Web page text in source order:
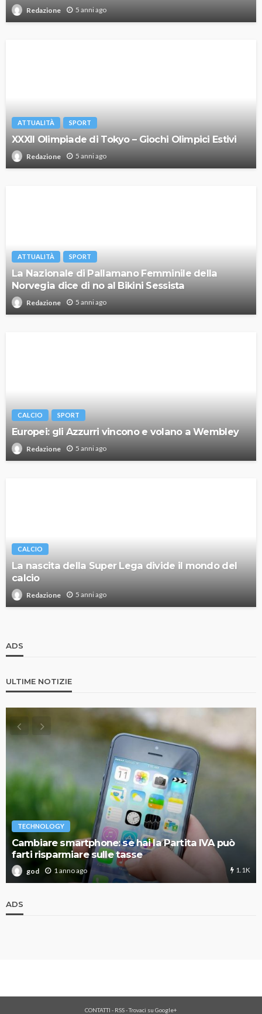
Redazione 5 anni ago
ATTUALITÀ SPORT
XXXII Olimpiade di Tokyo – Giochi Olimpici Estivi
Redazione 5 anni ago
ATTUALITÀ SPORT
La Nazionale di Pallamano Femminile della
Norvegia dice di no al Bikini Sessista
Redazione 5 anni ago
CALCIO SPORT
Europei: gli Azzurri vincono e volano a Wembley
Redazione 5 anni ago
CALCIO
La nascita della Super Lega divide il mondo del
calcio
Redazione 5 anni ago
ADS
ULTIME NOTIZIE
TECHNOLOGY
Cambiare smartphone: se hai la Partita IVA può
farti risparmiare sulle tasse
god 1 anno ago 1.1K
ADS
CONTATTI - RSS-Trovaci su Google+